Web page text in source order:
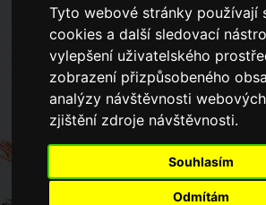
Tyto webové stránky používají
cookies a další sledovací
vylepšení uživatelského
zobrazení přizpůsobeného
analýzy návštěvnosti
zjištění zdroje návštěvnosti.
Souhlasím
Odmítám
Spádové oblasti
Koncepce školství
Dny otevřených dveří
Když potřebujete